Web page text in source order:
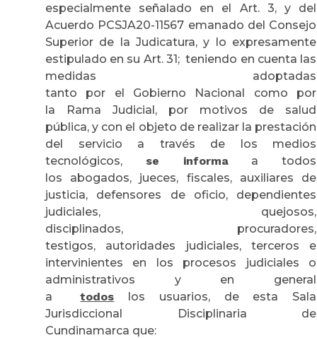
especialmente señalado en el Art. 3, y del
Acuerdo PCSJA20-11567 emanado del Consejo
Superior de la Judicatura, y lo expresamente
estipulado en su Art. 31; teniendo en cuenta las
medidas adoptadas
tanto por el Gobierno Nacional como por
la Rama Judicial, por motivos de salud
pública, y con el objeto de realizar la prestación
del servicio a través de los medios
tecnológicos, se informaa todos
los abogados, jueces, fiscales, auxiliares de
justicia, defensores de oficio, dependientes
judiciales, quejosos,
disciplinados, procuradores,
testigos, autoridades judiciales, terceros e
intervinientes en los procesos judiciales o
administrativos y en general
atodos los usuarios, de esta Sala
Jurisdiccional Disciplinaria de
Cundinamarca que: